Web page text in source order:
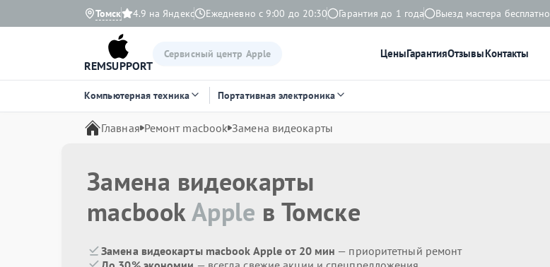
Томск 4.9 на Яндекс Ежедневно с 9:00 до 20:30 Гарантия до 1 года Выезд мастера бесплатно
REMSUPPORT
Сервисный центр Apple ЦеныГарантияОтзывыКонтакты
Компьютерная техника Портативная электроника
Главная Ремонт macbook Замена видеокарты
Замена видеокарты
macbookApple в Томске
Замена видеокарты macbook Apple от 20 мин — приоритетный ремонт